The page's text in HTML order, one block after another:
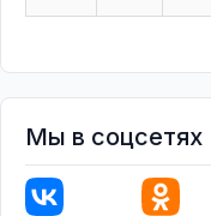
Мы в соцсетях